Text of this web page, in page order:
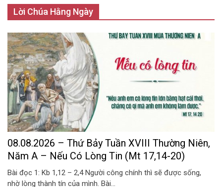
Lời Chúa Hằng Ngày
08.08.2026 – Thứ Bảy Tuần XVIII Thường Niên,
Năm A – Nếu Có Lòng Tin (Mt 17,14-20)
Bài đọc 1: Kb 1,12 – 2,4 Người công chính thì sẽ được sống,
nhờ lòng thành tín của mình. Bài...